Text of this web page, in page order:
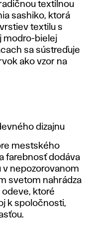
textilnou
sashiko, ktorá
textilu s
modro-bielej
sa sústreďuje
ako vzor na
dizajnu
mestského
farebnosť dodáva
v nepozorovanom
svetom nahrádza
ktoré
k spoločnosti,